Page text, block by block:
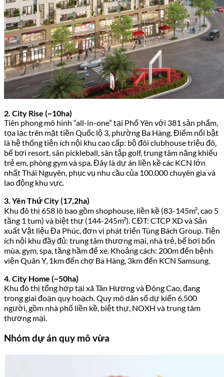
2. City Rise (~10ha)
Tiên phong mô hình “all-in-one” tại Phổ Yên với 381 sản phẩm,
tọa lạc trên mặt tiền Quốc lộ 3, phường Ba Hàng. Điểm nổi bật
là hệ thống tiện ích nội khu cao cấp: bộ đôi clubhouse triệu đô,
bể bơi resort, sân pickleball, sân tập golf, trung tâm năng khiếu
trẻ em, phòng gym và spa. Đây là dự án liền kề các KCN lớn
nhất Thái Nguyên, phục vụ nhu cầu của 100.000 chuyên gia và
lao động khu vực.
3. Yên Thứ City (17,2ha)
Khu đô thị 658 lô bao gồm shophouse, liền kề (83-145m², cao 5
tầng 1 tum) và biệt thự (144-245m²). CĐT: CTCP XD và Sản
xuất Vật liệu Đa Phúc, đơn vị phát triển Tùng Bách Group. Tiện
ích nội khu đầy đủ: trung tâm thương mại, nhà trẻ, bể bơi bốn
mùa, gym, spa, tầng hầm để xe. Khoảng cách: 200m đến bệnh
viện Quân Y, 1km đến chợ Ba Hàng, 3km đến KCN Samsung.
4. City Home (~50ha)
Khu đô thị tổng hợp tại xã Tân Hương và Đông Cao, đang
trong giai đoạn quy hoạch. Quy mô dân số dự kiến 6.500
người, gồm nhà phố liền kề, biệt thự, NOXH và trung tâm
thương mại.
Nhóm dự án quy mô vừa